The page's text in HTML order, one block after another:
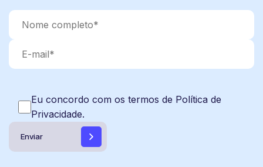
Eu concordo com os termos de Política de
Privacidade.